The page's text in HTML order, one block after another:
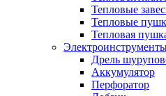
Тепловые
Тепловые
Тепловая
Дрель
Аккумулятор
Перфоратор